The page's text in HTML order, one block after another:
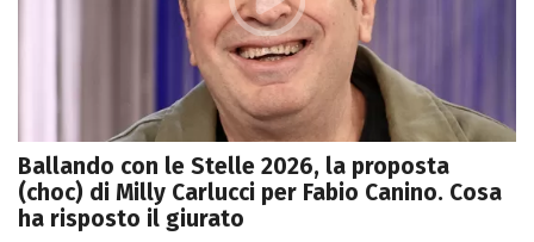
Ballando con le Stelle 2026, la proposta
(choc) di Milly Carlucci per Fabio Canino. Cosa
ha risposto il giurato